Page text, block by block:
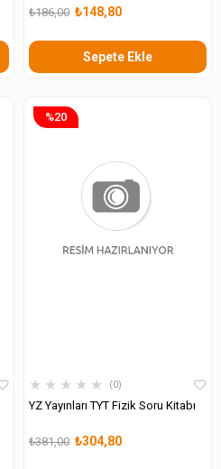
₺148,80
₺186,00
Sepete Ekle
★ ★ ★ ★ ★ 0
YZ Yayınları TYT Fizik Soru Kitabı
₺304,80
₺381,00
%20